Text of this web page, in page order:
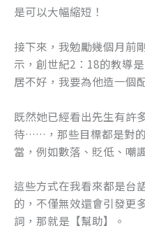
是可以大幅縮短！
接下來，我勉勵幾個月前
示，創世紀2：18的教導
居不好，我要為他造一個
既然她已經看出先生有許
待……，那些目標都是對
當，例如數落、貶低、嘲
這些方式在我看來都是台
的，不僅無效還會引發更
詞，那就是【幫助】。